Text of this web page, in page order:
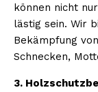
können nicht
lästig sein. Wir
Bekämpfung
Schnecken,
3.